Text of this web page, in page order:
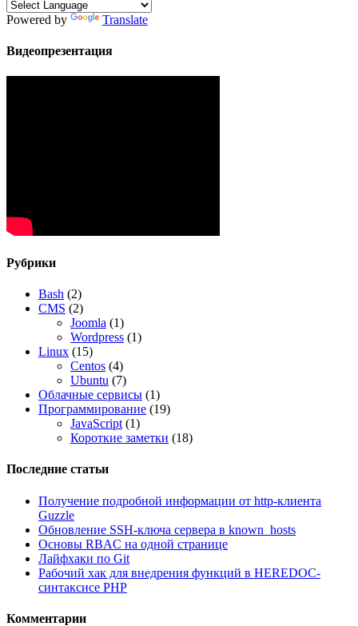
Powered by Translate
Видеопрезентация
Рубрики
Bash (2)
CMS (2)
Joomla (1)
Wordpress (1)
Linux (15)
Centos (4)
Ubuntu (7)
Облачные сервисы (1)
Программирование (19)
JavaScript (1)
Короткие заметки (18)
Последние статьи
Получение подробной информации от http-клиента
Guzzle
Обновление SSH-ключа сервера в known_hosts
Основы RBAC на одной странице
Лайфхаки по Git
Рабочий хак для внедрения функций в HEREDOC-
синтаксисе PHP
Комментарии